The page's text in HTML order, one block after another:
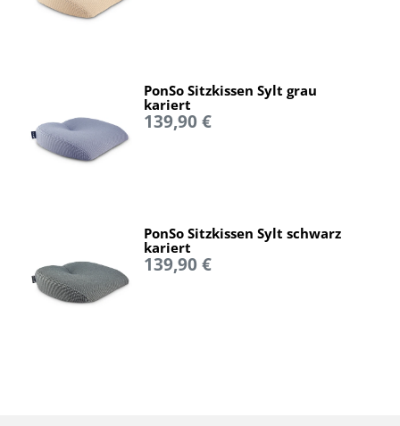
PonSo Sitzkissen Sylt grau
kariert
139,90 €
PonSo Sitzkissen Sylt schwarz
kariert
139,90 €